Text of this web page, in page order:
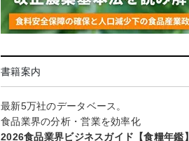
書籍案内
最新5万社のデータベース。
食品業界の分析・営業を効率化
2026食品業界ビジネスガイド【食糧年鑑】